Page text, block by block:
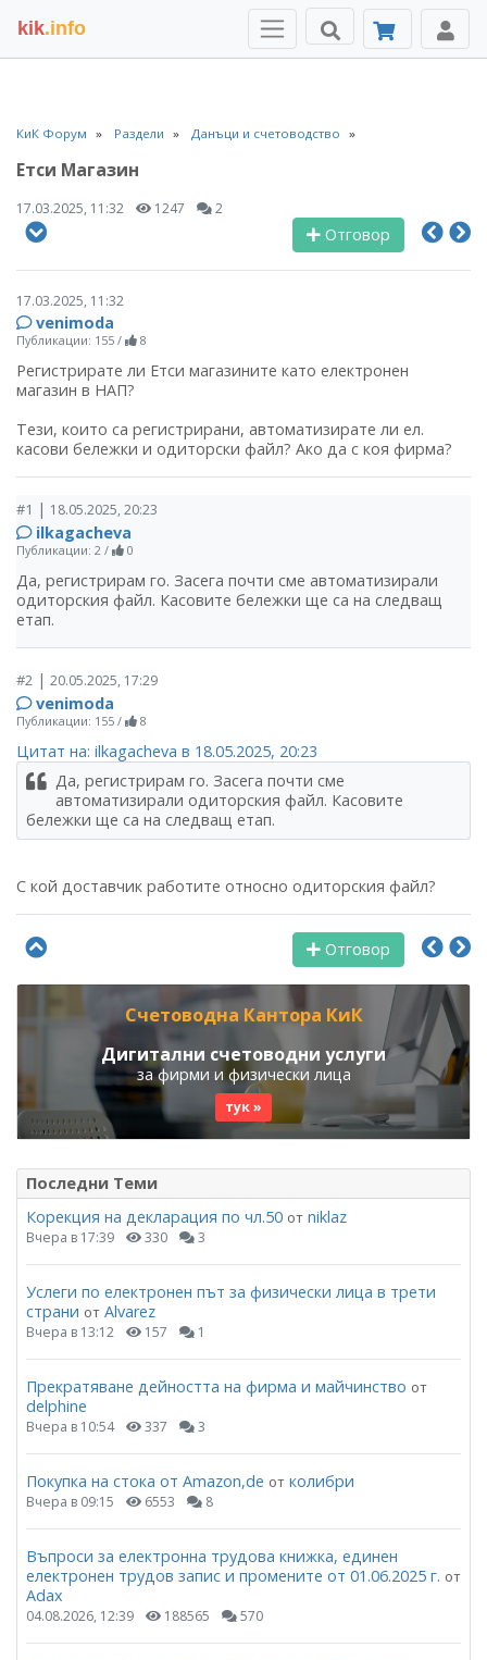
kik.info
КиК Форум Раздели Данъци и счетоводство
Етси Магазин
17.03.2025, 11:32 1247 2
Отговор
17.03.2025, 11:32
venimoda
Публикации: 155 / 8
Регистрирате ли Етси магазините като електронен
магазин в НАП?
Тези, които са регистрирани, автоматизирате ли ел.
касови бележки и одиторски файл? Ако да с коя фирма?
#1 | 18.05.2025, 20:23
ilkagacheva
Публикации: 2 / 0
Да, регистрирам го. Засега почти сме автоматизирали
одиторския файл. Касовите бележки ще са на следващ
етап.
#2 | 20.05.2025, 17:29
venimoda
Публикации: 155 / 8
Цитат на: ilkagacheva в 18.05.2025, 20:23
Да, регистрирам го. Засега почти сме
автоматизирали одиторския файл. Касовите
бележки ще са на следващ етап.
С кой доставчик работите относно одиторския файл?
Отговор
Счетоводна Кантора КиК
Дигитални счетоводни услуги
за фирми и физически лица
тук »
Последни Теми
Корекция на декларация по чл.50 от niklaz
Вчера в 17:39 330 3
Услеги по електронен път за физически лица в трети
страни от Alvarez
Вчера в 13:12 157 1
Прекратяване дейността на фирма и майчинство от
delphine
Вчера в 10:54 337 3
Покупка на стока от Amazon,de от колибри
Вчера в 09:15 6553 8
Въпроси за електронна трудова книжка, единен
електронен трудов запис и промените от 01.06.2025 г. от
Adax
04.08.2026, 12:39 188565 570